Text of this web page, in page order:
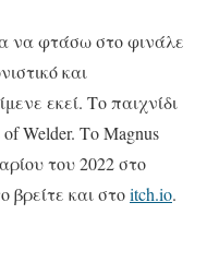
να φτάσω στο φινάλε
και
εκεί. Το παιχνίδι
Welder. Το Magnus
του 2022 στο
βρείτε και στοitch.io.​